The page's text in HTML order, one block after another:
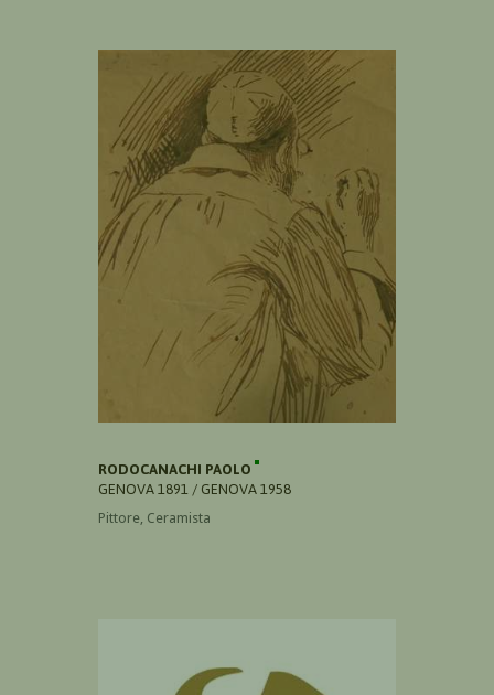
RODOCANACHI PAOLO
GENOVA 1891 / GENOVA 1958
Pittore, Ceramista